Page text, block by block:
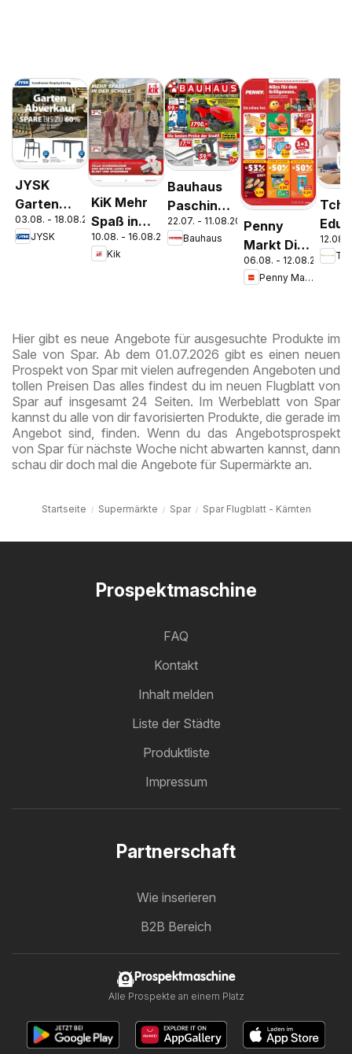
JYSK
Garten
Abverkauf
Spare Bis
03.08. - 18.08.2026
JYSK
KiK Mehr
Spaß in
der Schule
10.08. - 16.08.2026
Kik
Bauhaus
Pasching,
Wels,
Steyr
22.07. - 11.08.2026
Bauhaus
Penny
Markt Die
ganze
Woche
06.08. - 12.08.2026
Penny Markt
12.08.
Hier gibt es neue Angebote für ausgesuchte Produkte im
Sale von Spar. Ab dem 01.07.2026 gibt es einen neuen
Prospekt von Spar mit vielen aufregenden Angeboten und
tollen Preisen Das alles findest du im neuen Flugblatt von
Spar auf insgesamt 24 Seiten. Im Werbeblatt von Spar
kannst du alle von dir favorisierten Produkte, die gerade im
Angebot sind, finden. Wenn du das Angebotsprospekt
von Spar für nächste Woche nicht abwarten kannst, dann
schau dir doch mal die Angebote für Supermärkte an.
Startseite Supermärkte Spar Spar Flugblatt - Kärnten
Prospektmaschine
FAQ
Kontakt
Inhalt melden
Liste der Städte
Produktliste
Impressum
Partnerschaft
Wie inserieren
B2B Bereich
Prospektmaschine
Alle Prospekte an einem Platz